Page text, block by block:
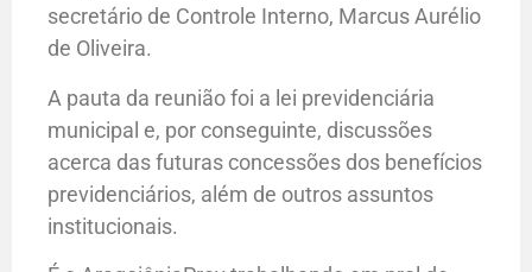
secretário de Controle Interno, Marcus Aurélio
de Oliveira.
A pauta da reunião foi a lei previdenciária
municipal e, por conseguinte, discussões
acerca das futuras concessões dos benefícios
previdenciários, além de outros assuntos
institucionais.